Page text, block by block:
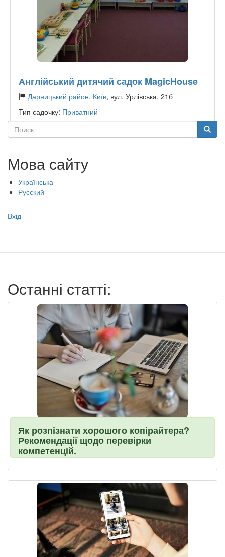
Англійський дитячий садок MagicHouse
Дарницький район, Київ, вул. Урлівська, 21б
Тип садочку: Приватний
Поиск
Поиск
Мова сайту
Українська
Русский
Меню
записи
Вхід
Останні статті:
Як розпізнати хорошого копірайтера?
Рекомендації щодо перевірки
компетенцій.